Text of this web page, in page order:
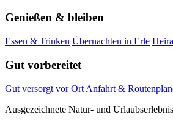
Genießen & bleiben
Essen & Trinken Übernachten in Erle
Gut vorbereitet
Gut versorgt vor Ort Anfahrt &
Ausgezeichnete Natur- und